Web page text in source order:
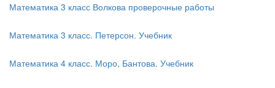
Математика 3 класс Волкова проверочные работы
Математика 3 класс. Петерсон. Учебник
Математика 4 класс. Моро, Бантова. Учебник